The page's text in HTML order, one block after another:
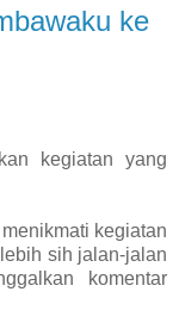
ke
kegiatan yang
kegiatan
sih jalan-jalan
komentar